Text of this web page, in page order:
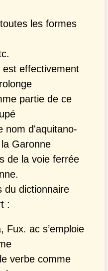
les formes
effectivement
partie de ce
nom d'aquitano-
Garonne
de la voie ferrée
du dictionnaire
:
Fux. ac s’emploie
verbe comme